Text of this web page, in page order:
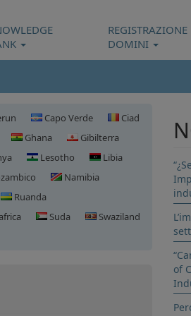
REGISTRAZIONE
DOMINI
Capo Verde
Ciad
Ghana
Gibilterra
Lesotho
Libia
Namibia
Ruanda
Suda
Swaziland
domini Ciad
of